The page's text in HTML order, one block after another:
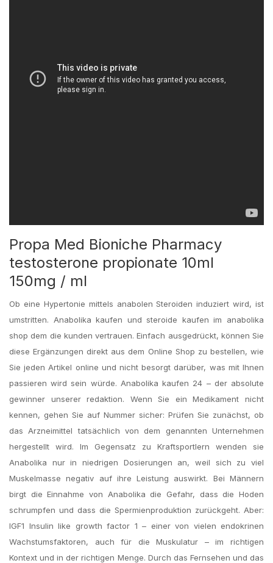
Propa Med Bioniche Pharmacy
testosterone propionate 10ml
150mg / ml
Ob eine Hypertonie mittels anabolen Steroiden induziert wird, ist
umstritten. Anabolika kaufen und steroide kaufen im anabolika
shop dem die kunden vertrauen. Einfach ausgedrückt, können Sie
diese Ergänzungen direkt aus dem Online Shop zu bestellen, wie
Sie jeden Artikel online und nicht besorgt darüber, was mit Ihnen
passieren wird sein würde. Anabolika kaufen 24 – der absolute
gewinner unserer redaktion. Wenn Sie ein Medikament nicht
kennen, gehen Sie auf Nummer sicher: Prüfen Sie zunächst, ob
das Arzneimittel tatsächlich von dem genannten Unternehmen
hergestellt wird. Im Gegensatz zu Kraftsportlern wenden sie
Anabolika nur in niedrigen Dosierungen an, weil sich zu viel
Muskelmasse negativ auf ihre Leistung auswirkt. Bei Männern
birgt die Einnahme von Anabolika die Gefahr, dass die Hoden
schrumpfen und dass die Spermienproduktion zurückgeht. Aber:
IGF1 Insulin like growth factor 1 – einer von vielen endokrinen
Wachstumsfaktoren, auch für die Muskulatur – im richtigen
Kontext und in der richtigen Menge. Durch das Fernsehen und das